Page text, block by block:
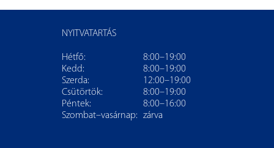
NYITVATARTÁS
Hétfő:
8:00–19:00
Kedd:
8:00–19:00
Szerda:
12:00–19:00
Csütörtök:
8:00–19:00
Péntek:
8:00–16:00
Szombat–vasárnap:
zárva